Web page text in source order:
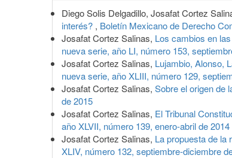
del
artículo
Diego Solis Delgadillo, Josafat Cortez
interés? , Boletín Mexicano de Derecho
Josafat Cortez Salinas, Los cambios en
nueva serie, año LI, número 153,
Josafat Cortez Salinas, Lujambio, Alonso,
nueva serie, año XLIII, número 129,
Josafat Cortez Salinas, Sobre el origen de
de 2015
Josafat Cortez Salinas, El Tribunal
año XLVII, número 139, enero-abril de 2014
Josafat Cortez Salinas, La propuesta de la
XLIV, número 132, septiembre-diciembre